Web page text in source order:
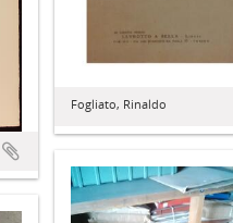
Fogliato, Rinaldo